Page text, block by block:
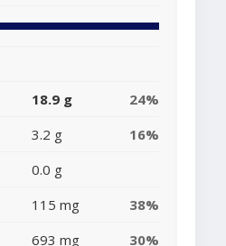
18.9 g
24%
3.2 g
16%
0.0 g
115 mg
38%
693 mg 30%